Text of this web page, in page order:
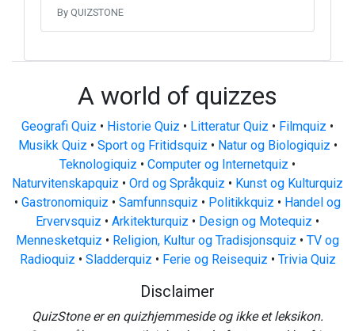
By QUIZSTONE
A world of quizzes
Geografi Quiz • Historie Quiz • Litteratur Quiz • Filmquiz •
Musikk Quiz • Sport og Fritidsquiz • Natur og Biologiquiz •
Teknologiquiz • Computer og Internetquiz •
Naturvitenskapquiz • Ord og Språkquiz • Kunst og Kulturquiz
• Gastronomiquiz • Samfunnsquiz • Politikkquiz • Handel og
Ervervsquiz • Arkitekturquiz • Design og Motequiz •
Mennesketquiz • Religion, Kultur og Tradisjonsquiz • TV og
Radioquiz • Sladderquiz • Ferie og Reisequiz • Trivia Quiz
Disclaimer
QuizStone er en quizhjemmeside og ikke et leksikon.